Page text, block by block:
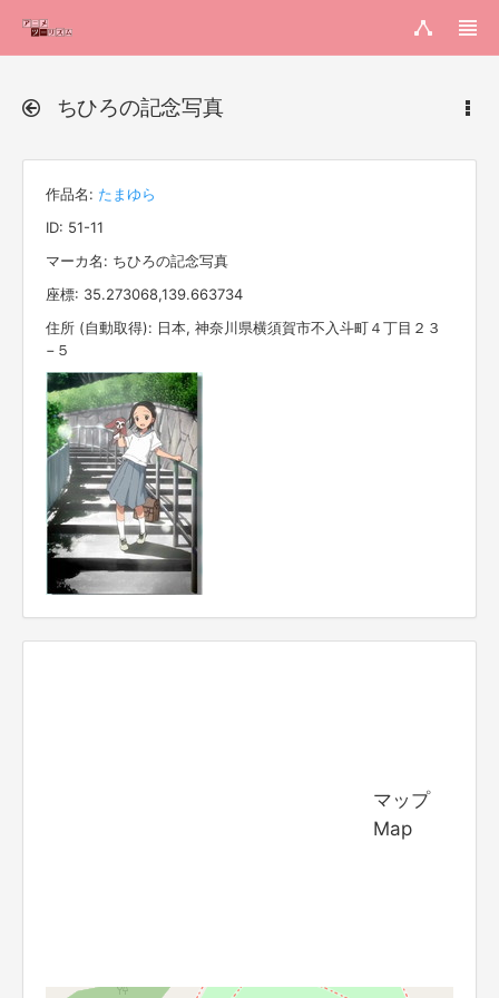
ちひろの記念写真
作品名: たまゆら
ID: 51-11
マーカ名: ちひろの記念写真
座標: 35.273068,139.663734
住所 (自動取得): 日本, 神奈川県横須賀市不入斗町４丁目２３
−５
マップ
Map